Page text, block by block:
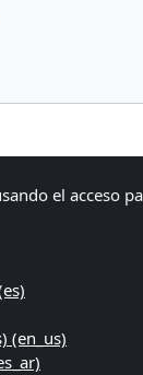
el acceso
‎(en_us)‎